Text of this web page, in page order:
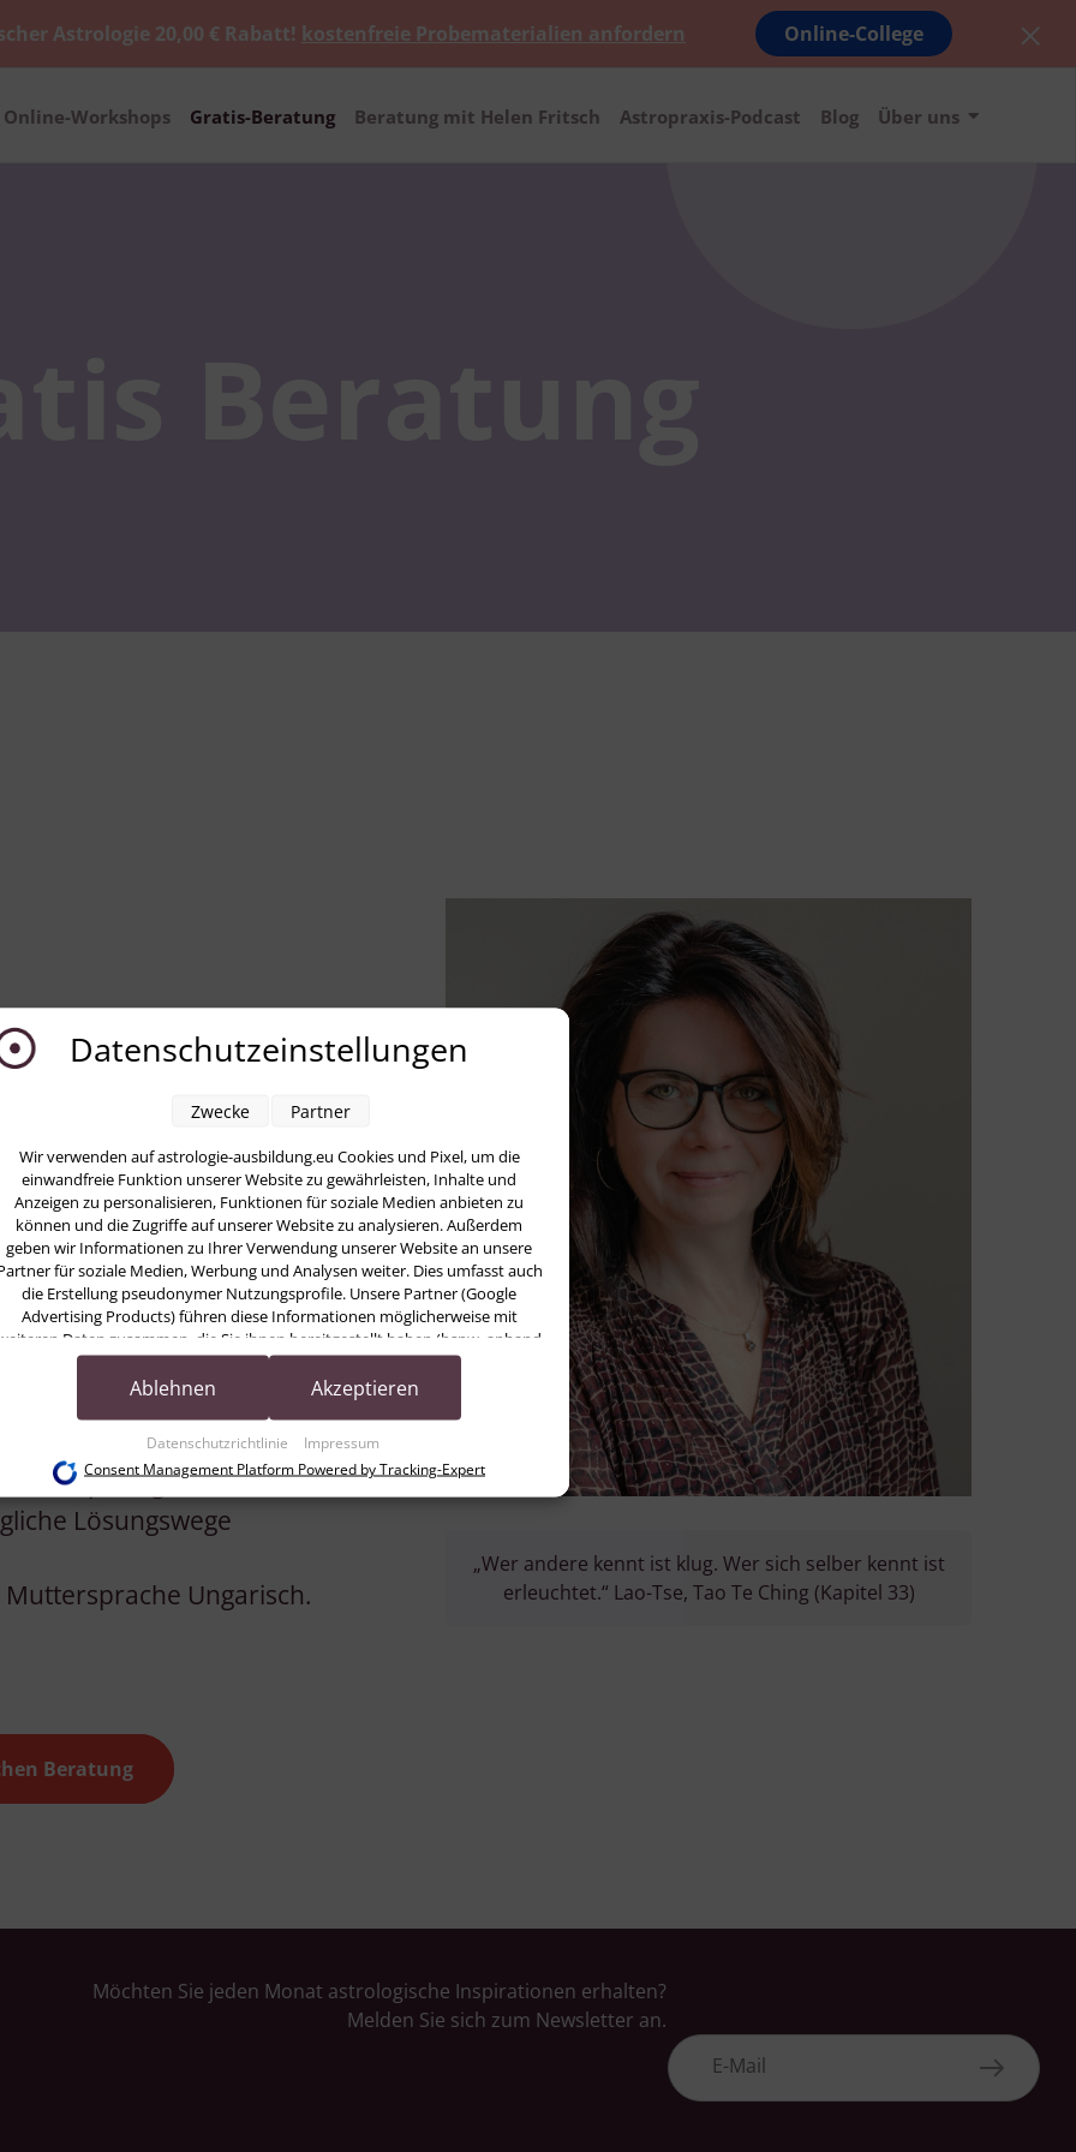
Astrologie 20,00 € Rabatt! kostenfreie Probematerialien anfordern Online-College
Online-Workshops Gratis-Beratung Beratung mit Helen Fritsch Astropraxis-Podcast Blog Über uns
„Wer andere kennt ist klug. Wer sich selber kennt ist
erleuchtet.“ Lao-Tse, Tao Te Ching (Kapitel 33)
haben mich
intensiv zu
im größeren
Suche nach einem
ich 2021 die
bin ich es gewohnt,
Schwingungen und
ist für mich
begleiten zu
Lösungswege
Ungarisch.
Beratung
Möchten Sie jeden Monat astrologische Inspirationen erhalten?
Melden Sie sich zum Newsletter an.
Datenschutzeinstellungen
Wir verwenden auf astrologie-ausbildung.eu Cookies und Pixel, um die
einwandfreie Funktion unserer Website zu gewährleisten, Inhalte und
Anzeigen zu personalisieren, Funktionen für soziale Medien anbieten zu
können und die Zugriffe auf unserer Website zu analysieren. Außerdem
geben wir Informationen zu Ihrer Verwendung unserer Website an unsere
für soziale Medien, Werbung und Analysen weiter. Dies umfasst auch
die Erstellung pseudonymer Nutzungsprofile. Unsere Partner (Google
Advertising Products) führen diese Informationen möglicherweise mit
Daten zusammen, die Sie ihnen bereitgestellt haben (bspw. anhand
eines persönlichen Accounts) oder welche sie im Rahmen Ihrer Nutzung der
Dienste gesammelt haben (bspw. Nutzungsdaten anderer Geräte). Ihre
Einwilligung zur Nutzung von Cookies und Pixeln können Sie jederzeit
dort die entsprechenden Anpassungen vornehmen.
Zwecke der Datenverarbeitung durch unsere Partner:
Speichern von oder Zugriff auf Informationen auf einem Endgerät
Verwendung von Profilen zur Auswahl personalisierter Werbung
Erstellung von Profilen zur Personalisierung von Inhalten
Verwendung reduzierter Daten zur Auswahl von Inhalten
Verwendung genauer Standortdaten
Datenschutzrichtlinie Impressum
Zwecke Partner
Ablehnen Akzeptieren
Consent Management Platform Powered by Tracking-Expert